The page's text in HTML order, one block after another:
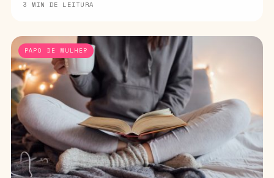
3 MIN DE LEITURA
PAPO DE MULHER